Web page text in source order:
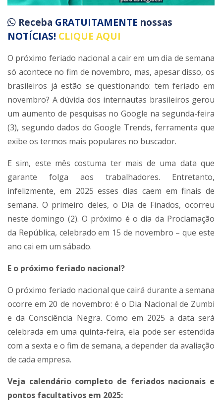
Receba GRATUITAMENTE nossas
NOTÍCIAS! CLIQUE AQUI
O próximo feriado nacional a cair em um dia de semana
só acontece no fim de novembro, mas, apesar disso, os
brasileiros já estão se questionando: tem feriado em
novembro? A dúvida dos internautas brasileiros gerou
um aumento de pesquisas no Google na segunda-feira
(3), segundo dados do Google Trends, ferramenta que
exibe os termos mais populares no buscador.
E sim, este mês costuma ter mais de uma data que
garante folga aos trabalhadores. Entretanto,
infelizmente, em 2025 esses dias caem em finais de
semana. O primeiro deles, o Dia de Finados, ocorreu
neste domingo (2). O próximo é o dia da Proclamação
da República, celebrado em 15 de novembro – que este
ano cai em um sábado.
E o próximo feriado nacional?
O próximo feriado nacional que cairá durante a semana
ocorre em 20 de novembro: é o Dia Nacional de Zumbi
e da Consciência Negra. Como em 2025 a data será
celebrada em uma quinta-feira, ela pode ser estendida
com a sexta e o fim de semana, a depender da avaliação
de cada empresa.
Veja calendário completo de feriados nacionais e
pontos facultativos em 2025: